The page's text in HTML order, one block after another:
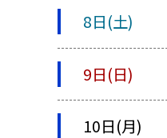
8日(土)
9日(日)
10日(月)